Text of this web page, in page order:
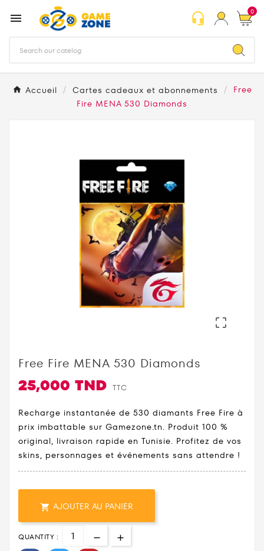
 headset_mic 0
Accueil Cartes cadeaux et abonnements
Free
Fire MENA 530 Diamonds

Free Fire MENA 530 Diamonds
25,000 TND TTC
Recharge instantanée de 530 diamants Free Fire à
prix imbattable sur Gamezone.tn. Produit 100 %
original, livraison rapide en Tunisie. Profitez de vos
skins, personnages et événements sans attendre !
 AJOUTER AU PANIER
QUANTITY :